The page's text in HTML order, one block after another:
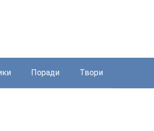
Поради Твори